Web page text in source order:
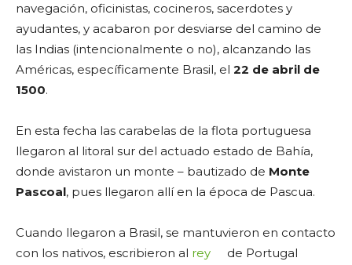
navegación, oficinistas, cocineros, sacerdotes y
ayudantes, y acabaron por desviarse del camino de
las Indias (intencionalmente o no), alcanzando las
Américas, específicamente Brasil, el 22 de abril de
1500.
En esta fecha las carabelas de la flota portuguesa
llegaron al litoral sur del actuado estado de Bahía,
donde avistaron un monte – bautizado de Monte
Pascoal, pues llegaron allí en la época de Pascua.
Cuando llegaron a Brasil, se mantuvieron en contacto
con los nativos, escribieron al rey
de Portugal